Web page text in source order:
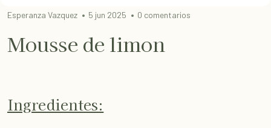
Esperanza Vazquez 5 jun 2025 0 comentarios
Mousse de limon
Ingredientes: